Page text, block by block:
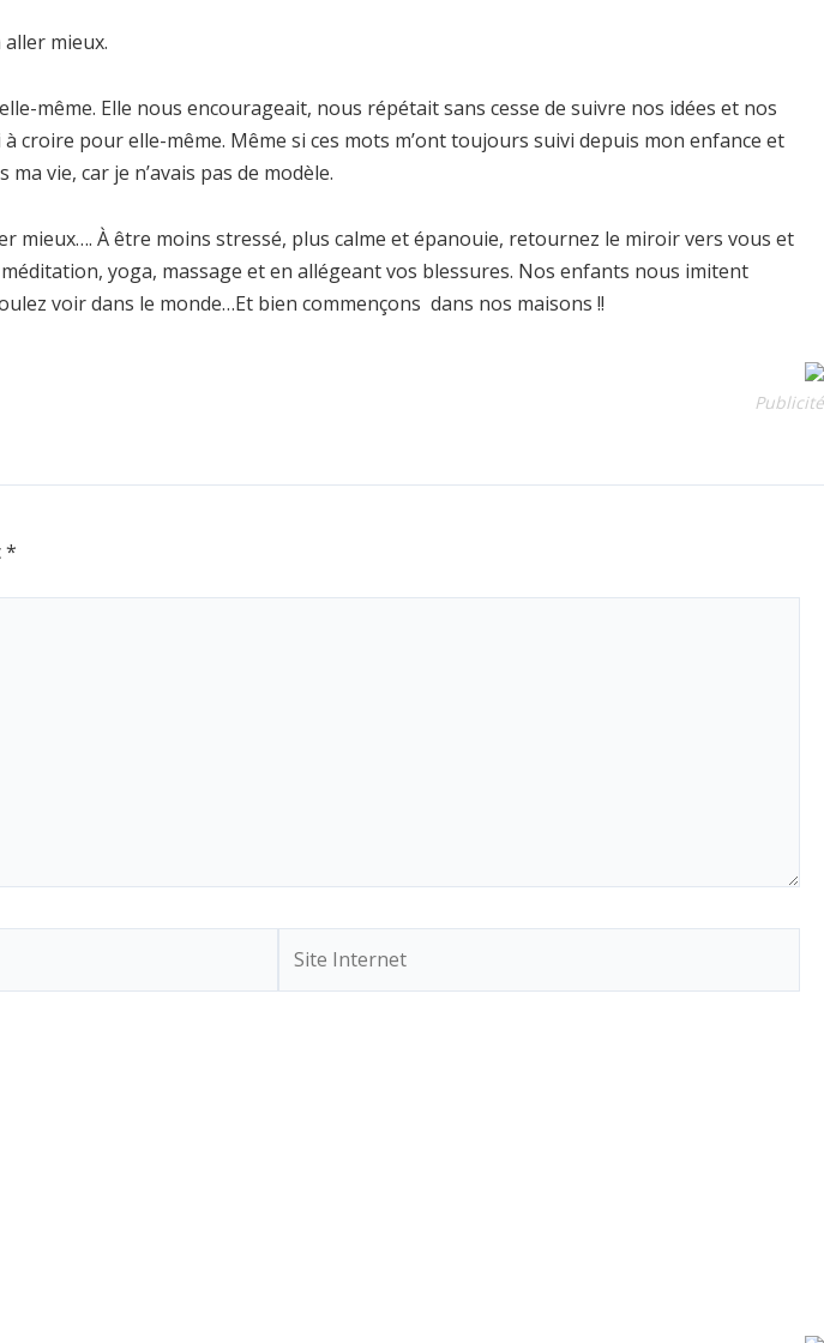
mieux.
même. Elle nous encourageait, nous répétait sans cesse de suivre nos idées et nos
croire pour elle-même. Même si ces mots m’ont toujours suivi depuis mon enfance et
vie, car je n’avais pas de modèle.
mieux…. À être moins stressé, plus calme et épanouie, retournez le miroir vers vous et
yoga, massage et en allégeant vos blessures. Nos enfants nous imitent
voir dans le monde…Et bien commençons dans nos maisons !!
Publicité
*
Internet